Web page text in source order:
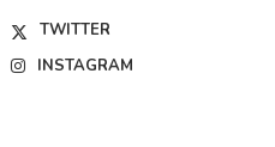
TWITTER
INSTAGRAM